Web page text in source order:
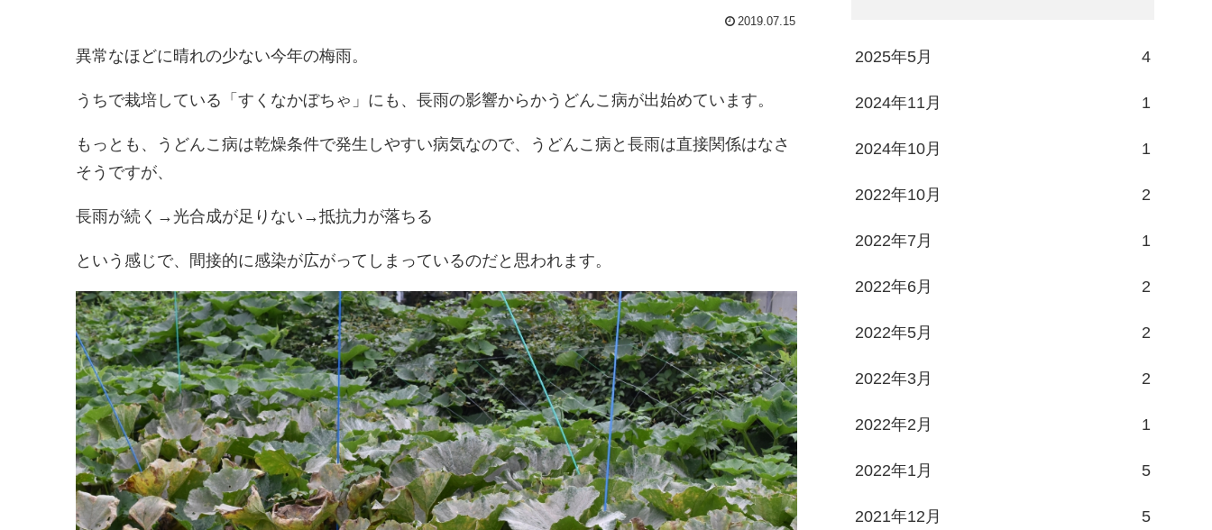
2019.07.15
異常なほどに晴れの少ない今年の梅雨。
うちで栽培している「すくなかぼちゃ」にも、長雨の影響からかうどんこ病が出始めています。
もっとも、うどんこ病は乾燥条件で発生しやすい病気なので、うどんこ病と長雨は直接関係はなさ
そうですが、
長雨が続く→光合成が足りない→抵抗力が落ちる
という感じで、間接的に感染が広がってしまっているのだと思われます。
2025年5月 4
2024年11月 1
2024年10月 1
2022年10月 2
2022年7月 1
2022年6月 2
2022年5月 2
2022年3月 2
2022年2月 1
2022年1月 5
2021年12月 5